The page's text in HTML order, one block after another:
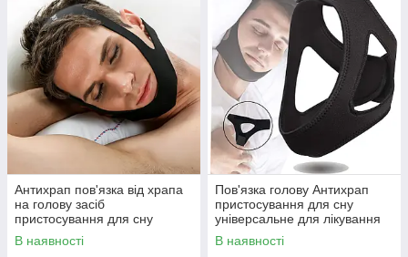
Антихрап пов'язка від храпа
на голову засіб
пристосування для сну
універсальний для лікування
храпа та Toshort
В наявності
Пов'язка голову Антихрап
пристосування для сну
універсальне для лікування
хропіння та меносту
В наявності